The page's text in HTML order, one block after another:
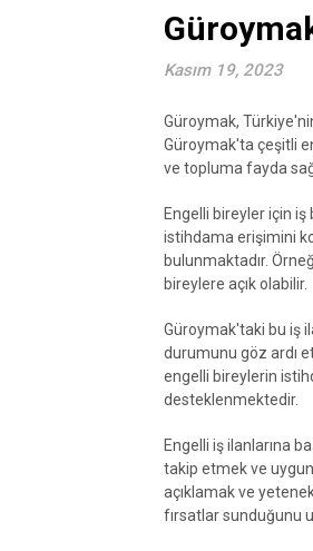
Kasım 19, 2023
Güroymak,
Güroymak'ta çeşitli
ve topluma fayda
Engelli bireyler için
istihdama erişimini
bulunmaktadır.
bireylere açık olabilir.
Güroymak'taki bu iş
durumunu göz ardı
engelli bireylerin
desteklenmektedir.
Engelli iş ilanlarına
takip etmek ve
açıklamak ve
fırsatlar sunduğunu